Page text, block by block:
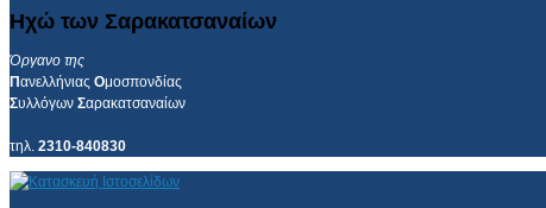
Ηχώ των Σαρακατσαναίων
Όργανο της
Πανελλήνιας Ομοσπονδίας
Συλλόγων Σαρακατσαναίων
τηλ. 2310-840830